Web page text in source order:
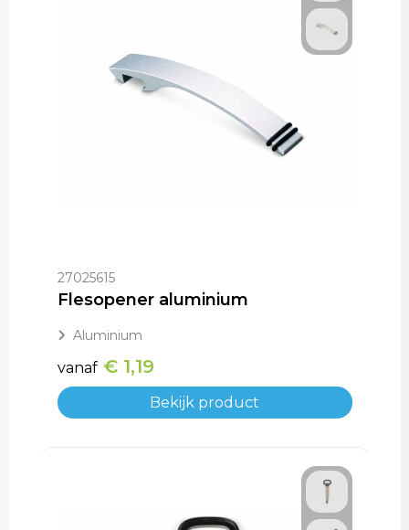
27025615
Flesopener aluminium
Aluminium
vanaf € 1,19
Bekijk product